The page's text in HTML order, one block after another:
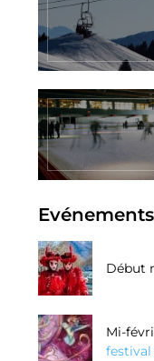
Début
Mi-